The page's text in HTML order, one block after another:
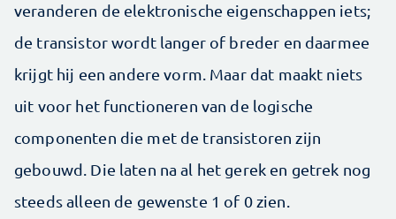
veranderen de elektronische eigenschappen iets;
de transistor wordt langer of breder en daarmee
krijgt hij een andere vorm. Maar dat maakt niets
uit voor het functioneren van de logische
componenten die met de transistoren zijn
gebouwd. Die laten na al het gerek en getrek nog
steeds alleen de gewenste 1 of 0 zien.